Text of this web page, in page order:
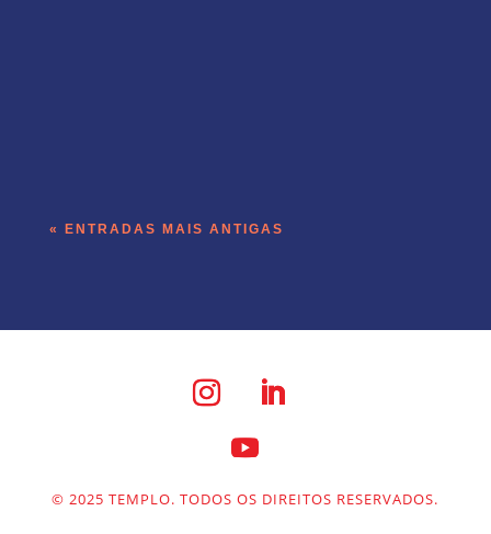
« ENTRADAS MAIS ANTIGAS
© 2025 TEMPLO. TODOS OS DIREITOS RESERVADOS.